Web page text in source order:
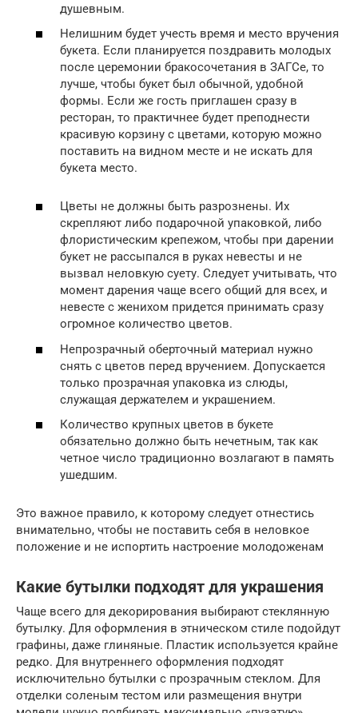
душевным.
Нелишним будет учесть время и место вручения
букета. Если планируется поздравить молодых
после церемонии бракосочетания в ЗАГСе, то
лучше, чтобы букет был обычной, удобной
формы. Если же гость приглашен сразу в
ресторан, то практичнее будет преподнести
красивую корзину с цветами, которую можно
поставить на видном месте и не искать для
букета место.
Цветы не должны быть разрознены. Их
скрепляют либо подарочной упаковкой, либо
флористическим крепежом, чтобы при дарении
букет не рассыпался в руках невесты и не
вызвал неловкую суету. Следует учитывать, что
момент дарения чаще всего общий для всех, и
невесте с женихом придется принимать сразу
огромное количество цветов.
Непрозрачный оберточный материал нужно
снять с цветов перед вручением. Допускается
только прозрачная упаковка из слюды,
служащая держателем и украшением.
Количество крупных цветов в букете
обязательно должно быть нечетным, так как
четное число традиционно возлагают в память
ушедшим.
Это важное правило, к которому следует отнестись
внимательно, чтобы не поставить себя в неловкое
положение и не испортить настроение молодоженам
Какие бутылки подходят для украшения
Чаще всего для декорирования выбирают стеклянную
бутылку. Для оформления в этническом стиле подойдут
графины, даже глиняные. Пластик используется крайне
редко. Для внутреннего оформления подходят
исключительно бутылки с прозрачным стеклом. Для
отделки соленым тестом или размещения внутри